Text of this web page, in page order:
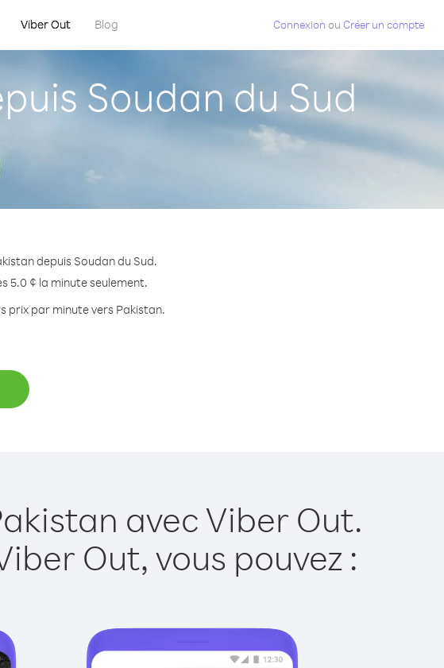
Viber Out Blog Connexion ou Créer un compte
Soudan du Sud
depuis Soudan du Sud.
5.0 ¢ la minute seulement.
prix par minute vers Pakistan.
avec Viber Out.
Out, vous pouvez :